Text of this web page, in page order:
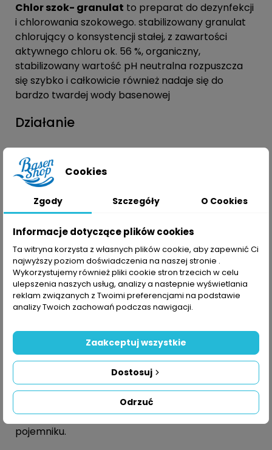
Chlor szok- granulat to preparat do dezynfekcji
i chlorowania szokowego. stabilizowany granulat
chlorujący o konsystencji stałej, z zawartości
aktywnego chloru ok. 56 %, organiczny,
stabilizowany wartość pH neutralna rozpuszcza
się szybko i całkowicie również nadaje się do
bardzo twardej wody basenowej
Działanie
Działa biobójczo na szczepy:
Pseudomonas aeruginosa
Staphylococcus aureus w stężeniu 10mg/l czas
kontaktu 60min. temp 20 stopni C
Stosowanie
Przy pierwszym napełnieniu basenu: ok. 80g na
każde 10 m3 wody. Przy ciągłej dezynfekcji: co 3-6
dni ok. 35 g na każde 10 m3 wody.
Do chlorowania szokowego:dodatkowo oprócz
stałego chlorowania, co 2-3 tygodnie dodać 35g
na każde 10 m3 wody basenowej. Dawkowanie
przeprowadzać wieczorem, poprzez
bezpośrednie wsypanie odpowiedniej ilości wzdłuż
krawędzi basenu do wody, lub też wlanie roztworu
wcześniej już rozpuszczonego w plastikowym
pojemniku.
Cookies
Zgody Szczegóły O Cookies
Informacje dotyczące plików cookies
Ta witryna korzysta z własnych plików cookie, aby zapewnić Ci
najwyższy poziom doświadczenia na naszej stronie .
Wykorzystujemy również pliki cookie stron trzecich w celu
ulepszenia naszych usług, analizy a nastepnie wyświetlania
reklam związanych z Twoimi preferencjami na podstawie
analizy Twoich zachowań podczas nawigacji.
Odrzuć
Dostosuj
Zaakceptuj wszystkie